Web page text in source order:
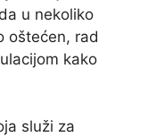
u nekoliko
oštećen, rad
kako
služi za